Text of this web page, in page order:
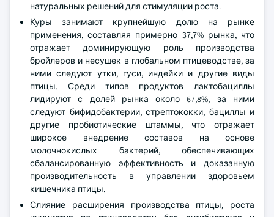
натуральных решений для стимуляции роста.
Куры занимают крупнейшую долю на рынке
применения, составляя примерно 37,7% рынка, что
отражает доминирующую роль производства
бройлеров и несушек в глобальном птицеводстве, за
ними следуют утки, гуси, индейки и другие виды
птицы. Среди типов продуктов лактобациллы
лидируют с долей рынка около 67,8%, за ними
следуют бифидобактерии, стрептококки, бациллы и
другие пробиотические штаммы, что отражает
широкое внедрение составов на основе
молочнокислых бактерий, обеспечивающих
сбалансированную эффективность и доказанную
производительность в управлении здоровьем
кишечника птицы.
Слияние расширения производства птицы, роста